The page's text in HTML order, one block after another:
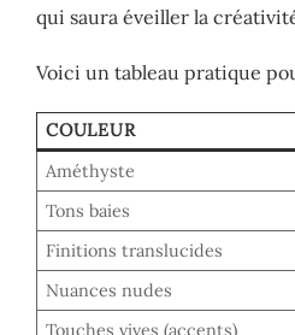
qui saura éveiller la
Voici un tableau pratique
COULEUR
Améthyste
Tons baies
Finitions translucides
Nuances nudes